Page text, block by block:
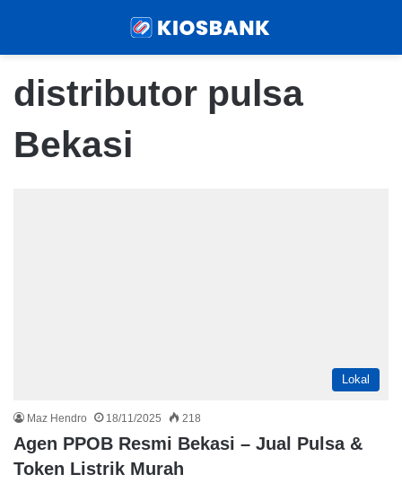
distributor pulsa
Bekasi
Lokal
Maz Hendro 18/11/2025 218
Agen PPOB Resmi Bekasi – Jual Pulsa &
Token Listrik Murah